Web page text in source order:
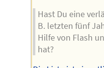
Hast Du eine
B. letzten fünf
Hilfe von Flash
hat?